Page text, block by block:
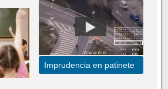
Imprudencia en patinete